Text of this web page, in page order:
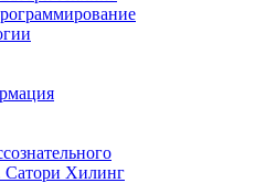
Хилинг